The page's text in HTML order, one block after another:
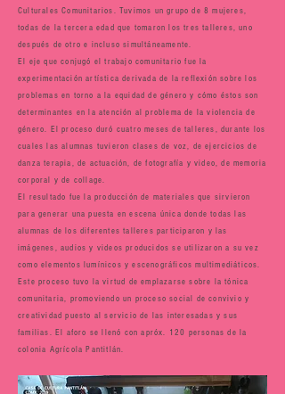
Culturales Comunitarios. Tuvimos un grupo de 8 mujeres,
todas de la tercera edad que tomaron los tres talleres, uno
después de otro e incluso simultáneamente.
El eje que conjugó el trabajo comunitario fue la
experimentación artística derivada de la reflexión sobre los
problemas en torno a la equidad de género y cómo éstos son
determinantes en la atención al problema de la violencia de
género. El proceso duró cuatro meses de talleres, durante los
cuales las alumnas tuvieron clases de voz, de ejercicios de
danza terapia, de actuación, de fotografía y video, de memoria
corporal y de collage.
El resultado fue la producción de materiales que sirvieron
para generar una puesta en escena única donde todas las
alumnas de los diferentes talleres participaron y las
imágenes, audios y videos producidos se utilizaron a su vez
como elementos lumínicos y escenográficos multimediáticos.
Este proceso tuvo la virtud de emplazarse sobre la tónica
comunitaria, promoviendo un proceso social de convivio y
creatividad puesto al servicio de las interesadas y sus
familias. El aforo se llenó con apróx. 120 personas de la
colonia Agrícola Pantitlán.